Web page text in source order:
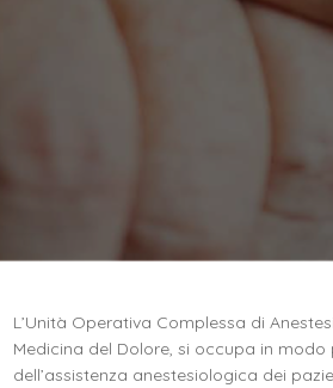
L’Unità Operativa Complessa di
Medicina del Dolore, si occupa in
dell’assistenza anestesiologica dei